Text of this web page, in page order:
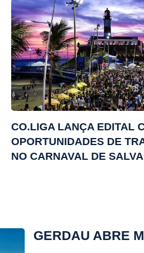
CO.LIGA LANÇA EDITAL
OPORTUNIDADES DE
NO CARNAVAL DE
GERDAU ABRE